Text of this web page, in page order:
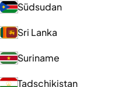
Südsudan
Sri Lanka
Suriname
Tadschikistan